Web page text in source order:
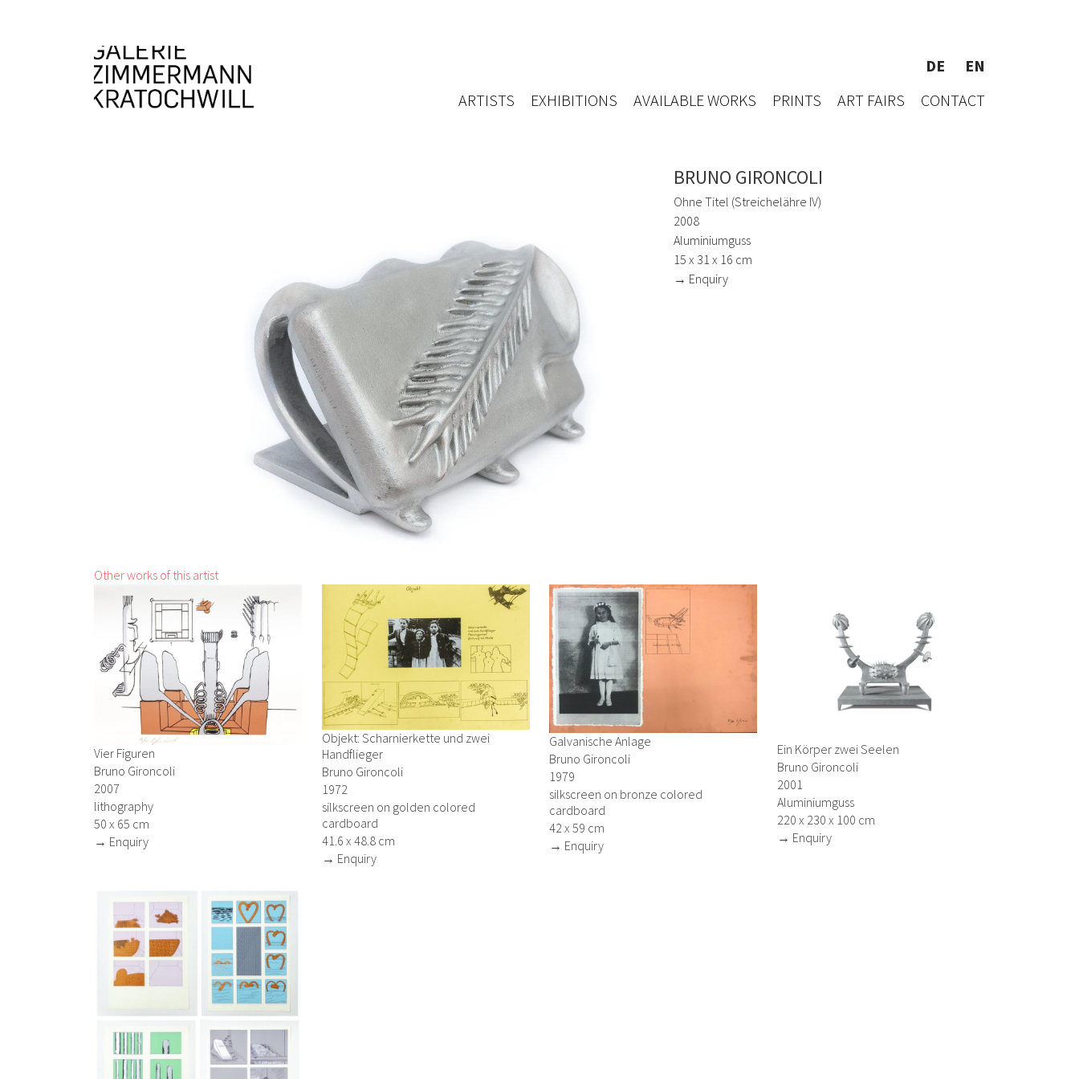
DE
EN
ARTISTS
EXHIBITIONS AVAILABLE WORKS PRINTS ART FAIRS CONTACT
BRUNO GIRONCOLI
Ohne Titel (Streichelähre IV)
2008
Aluminiumguss
15 x 31 x 16 cm
→ Enquiry
Other works of this artist
Vier Figuren
Bruno Gironcoli
2007
lithography
50 x 65 cm
→ Enquiry
Objekt: Scharnierkette und zwei
Handflieger
Bruno Gironcoli
1972
silkscreen on golden colored
cardboard
41.6 x 48.8 cm
→ Enquiry
Galvanische Anlage
Bruno Gironcoli
1979
silkscreen on bronze colored
cardboard
42 x 59 cm
→ Enquiry
Ein Körper zwei Seelen
Bruno Gironcoli
2001
Aluminiumguss
220 x 230 x 100 cm
→ Enquiry